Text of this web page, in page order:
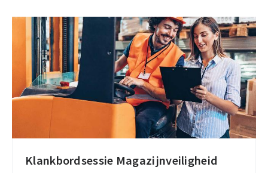
Klankbordsessie Magazijnveiligheid
Meer